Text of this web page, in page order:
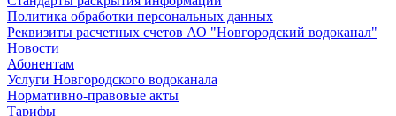
Политика обработки персональных данных
Реквизиты расчетных счетов АО "Новгородский водоканал"
Новости
Абонентам
Услуги Новгородского водоканала
Нормативно-правовые акты
Тарифы